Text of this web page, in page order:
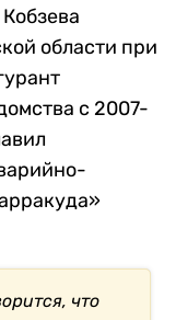
области при
с 2007-
что